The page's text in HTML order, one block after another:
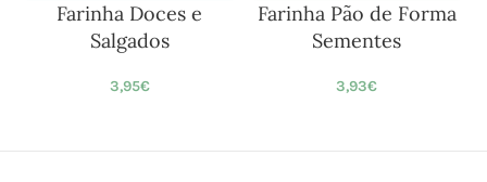
Farinha Doces e
Salgados
3,95€
Farinha Pão de Forma
Sementes
3,93€